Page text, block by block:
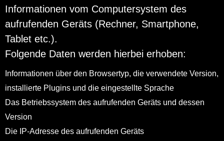
Informationen vom Computersystem des
aufrufenden Geräts (Rechner, Smartphone,
Tablet etc.).
Folgende Daten werden hierbei erhoben:
Informationen über den Browsertyp, die verwendete Version,
installierte Plugins und die eingestellte Sprache
Das Betriebssystem des aufrufenden Geräts und dessen
Version
Die IP-Adresse des aufrufenden Geräts